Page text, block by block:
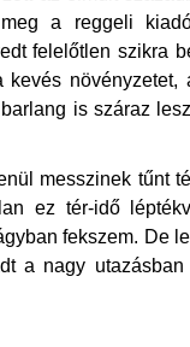
a reggeli
felelőtlen szikra
is száraz
messzinek tűnt
ez tér-idő
fekszem. De
a nagy